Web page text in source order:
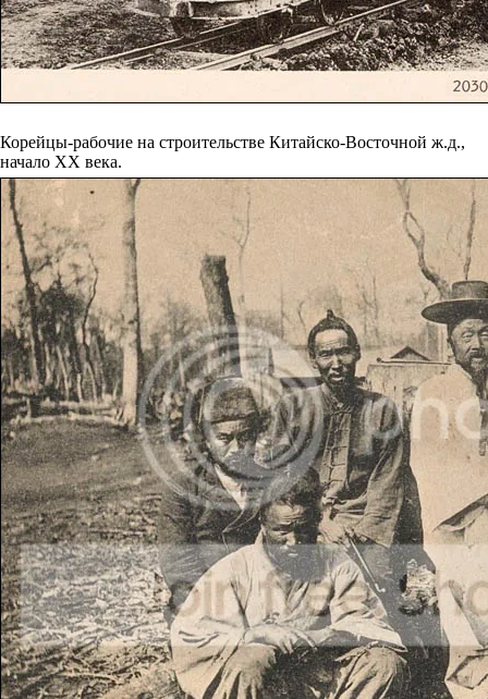
Корейцы-рабочие на строительстве Китайско-Восточной ж.д.,
начало XX века.